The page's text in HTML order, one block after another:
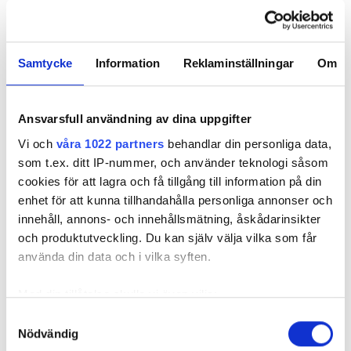
Samtycke Information Reklaminställningar Om
Ansvarsfull användning av dina uppgifter
Vi och våra 1022 partners behandlar din personliga data,
som t.ex. ditt IP-nummer, och använder teknologi såsom
cookies för att lagra och få tillgång till information på din
enhet för att kunna tillhandahålla personliga annonser och
innehåll, annons- och innehållsmätning, åskådarinsikter
och produktutveckling. Du kan själv välja vilka som får
använda din data och i vilka syften.
Med din tillåtelse skulle vi även vilja:
som kan ha en noggrannhet på upp till flera meter
Nödvändig
REKOMMENDERADE ARTIKLAR
Hovrätten i
Bravida-målet –
fängelse blir
villkorlig dom
Räknas mejl som
”skriftligt”?
Måste vi
extra